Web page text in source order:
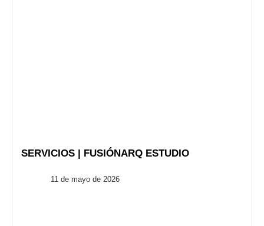
SERVICIOS | FUSIÓNARQ ESTUDIO
11 de mayo de 2026